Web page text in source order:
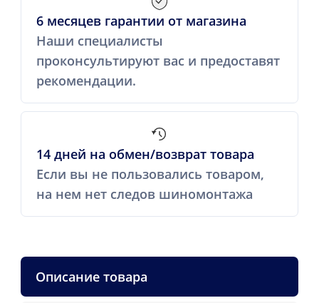
6 месяцев гарантии от магазина
Наши специалисты
проконсультируют вас и предоставят
рекомендации.
14 дней на обмен/возврат товара
Если вы не пользовались товаром,
на нем нет следов шиномонтажа
Описание товара